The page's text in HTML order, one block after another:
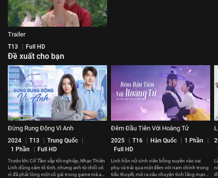
Trailer
T13 Full HD
Đề xuất cho bạn
Đừng Rung Động Vì Anh
2024 T13
Trung Quốc
1 Phần
Full HD
Trước khi Cố Tầm sắp tốt nghiệp, Nhạc Thiên
Linh dũng cảm tỏ tình, nhưng anh từ chối cô
vì đã phải lòng một cô gái trong game mà anh
Đêm Đầu Tiên Với Hoàng Tử
2025 T16 Hàn Quốc
1 Phần
Full HD
Linh hồn nữ sinh viên bỗng xuyên vào vai
phụ và trải qua một đêm với nam chính trong
tiểu thuyết, mở ra câu chuyện tình lãng mạn